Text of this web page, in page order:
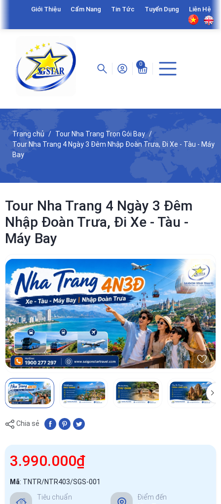
Giới Thiệu Cẩm Nang Tin Tức Tuyển Dụng Liên Hệ
0
Trang chủ
Tour Nha Trang Trọn Gói Bay
Tour Nha Trang 4 Ngày 3 Đêm Nhập Đoàn Trưa, Đi Xe - Tàu - Máy
Bay
Tour Nha Trang 4 Ngày 3 Đêm
Nhập Đoàn Trưa, Đi Xe - Tàu -
Máy Bay
Chia sẻ
3.990.000₫
Mã: TNTR/NTR403/SGS-001
Tiêu chuẩn
Điểm đến